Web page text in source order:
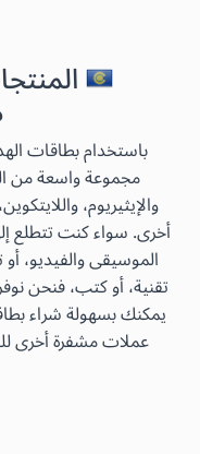
باستخدام بطاقات
مجموعة واسعة من
أخرى. سواء كنت تتطلع
الموسيقى والفيديو،
تقنية، أو كتب، فنحن
يمكنك بسهولة شراء
عملات مشفرة أخرى